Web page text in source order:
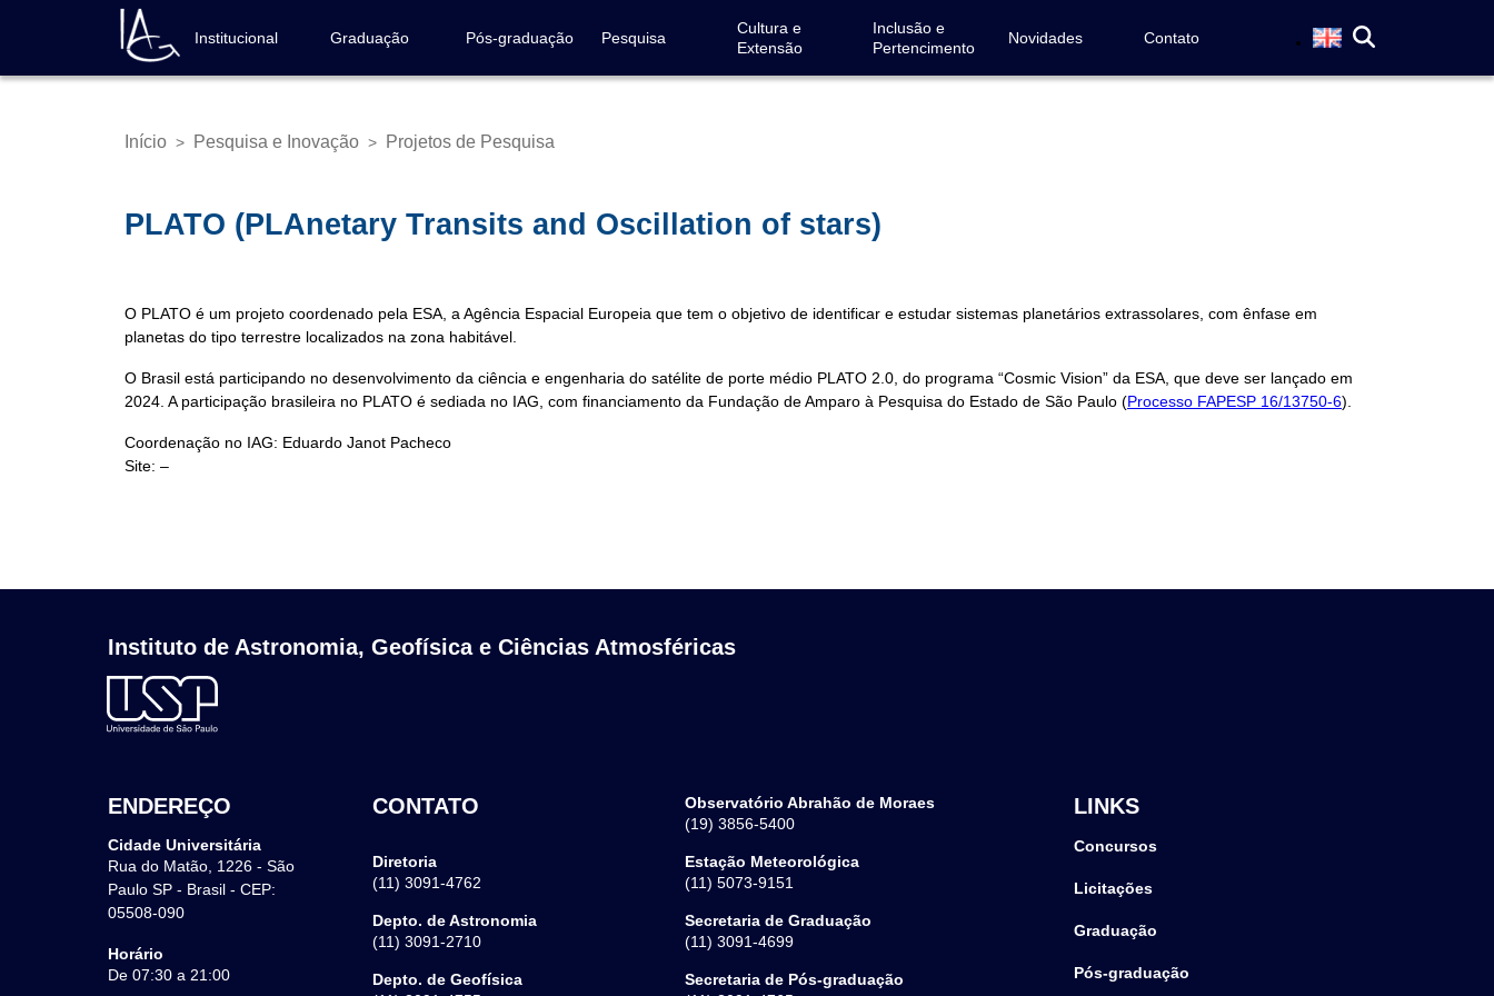
conteúdo
Navegação
principal
Institucional Graduação Pós-graduação Pesquisa
Cultura e
Extensão
Inclusão e
Pertencimento
Novidades Contato
Trilha
Início > Pesquisa e Inovação > Projetos de Pesquisa
PLATO (PLAnetary Transits and Oscillation of stars)
O PLATO é um projeto coordenado pela ESA, a Agência Espacial Europeia que tem o objetivo de identificar e estudar sistemas planetários extrassolares, com ênfase em
planetas do tipo terrestre localizados na zona habitável.
O Brasil está participando no desenvolvimento da ciência e engenharia do satélite de porte médio PLATO 2.0, do programa “Cosmic Vision” da ESA, que deve ser lançado em
2024. A participação brasileira no PLATO é sediada no IAG, com financiamento da Fundação de Amparo à Pesquisa do Estado de São Paulo (Processo FAPESP 16/13750-6).
Coordenação no IAG: Eduardo Janot Pacheco
Site: –
Instituto de Astronomia, Geofísica e Ciências Atmosféricas
ENDEREÇO
Cidade Universitária
Rua do Matão, 1226 - São
Paulo SP - Brasil - CEP:
05508-090
Horário
De 07:30 a 21:00
CONTATO
Diretoria
(11) 3091-4762
Depto. de Astronomia
(11) 3091-2710
Depto. de Geofísica
Observatório Abrahão de Moraes
(19) 3856-5400
Estação Meteorológica
(11) 5073-9151
Secretaria de Graduação
(11) 3091-4699
Secretaria de Pós-graduação
LINKS
Concursos
Licitações
Graduação
Pós-graduação